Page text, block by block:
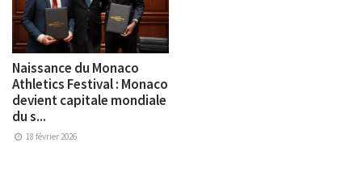
Naissance du Monaco
Athletics Festival : Monaco
devient capitale mondiale
du s...
18 février 2026